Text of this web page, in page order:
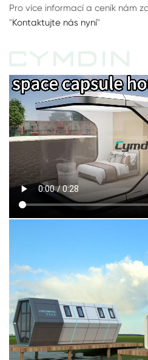
Pro více informací a ceník nám
"Kontaktujte nás nyní"